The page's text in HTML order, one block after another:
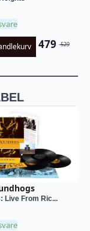
529
pris
var:
479
pris
er:
Live From Ric...